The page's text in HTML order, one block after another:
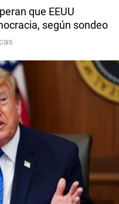
que EEUU
según sondeo